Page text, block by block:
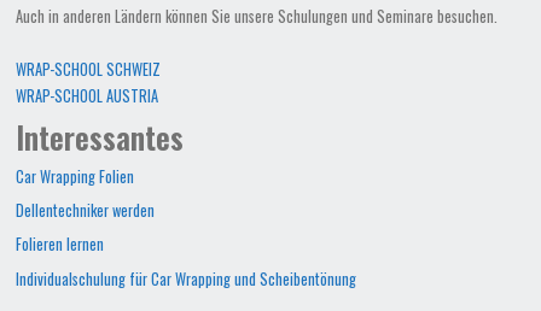
Auch in anderen Ländern können Sie unsere Schulungen und Seminare besuchen.
WRAP-SCHOOL SCHWEIZ
WRAP-SCHOOL AUSTRIA
Interessantes
Car Wrapping Folien
Dellentechniker werden
Folieren lernen
Individualschulung für Car Wrapping und Scheibentönung